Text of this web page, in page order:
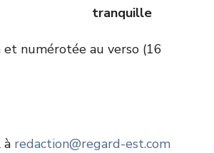
tranquille
numérotée au verso (16
à redaction@regard-est.com